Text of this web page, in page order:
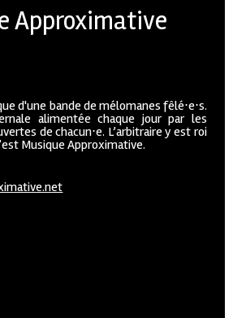
Approximative
d'une bande de mélomanes fêlé⋅e⋅s.
alimentée chaque jour par les
de chacun⋅e. L’arbitraire y est roi
Musique Approximative.